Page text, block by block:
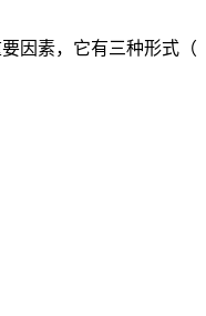
因素，它有三种形式（